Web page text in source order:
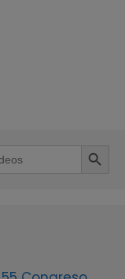
Botón de